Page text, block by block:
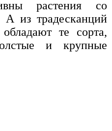
растения со
А из традесканций
те сорта,
и крупные